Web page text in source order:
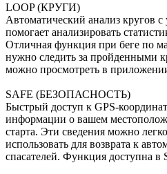
LOOP (КРУГИ)
Автоматический анализ кругов
помогает анализировать
Отличная функция при беге по
нужно следить за пройденными
можно просмотреть в
SAFE (БЕЗОПАСНОСТЬ)
Быстрый доступ к GPS-
информации о вашем
старта. Эти сведения можно
использовать для возврата к
спасателей. Функция доступна в